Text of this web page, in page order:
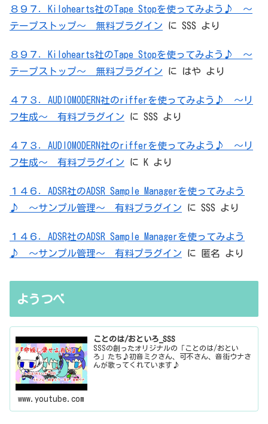
８９７．Kilohearts社のTape Stopを使ってみよう♪ ～
テープストップ～ 無料プラグイン に SSS より
８９７．Kilohearts社のTape Stopを使ってみよう♪ ～
テープストップ～ 無料プラグイン に はや より
４７３．AUDIOMODERN社のrifferを使ってみよう♪ ～リ
フ生成～ 有料プラグイン に SSS より
４７３．AUDIOMODERN社のrifferを使ってみよう♪ ～リ
フ生成～ 有料プラグイン に K より
１４６．ADSR社のADSR Sample Managerを使ってみよう
♪ ～サンプル管理～ 有料プラグイン に SSS より
１４６．ADSR社のADSR Sample Managerを使ってみよう
♪ ～サンプル管理～ 有料プラグイン に 匿名 より
ようつべ
ことのは/おといろ_SSS
SSSの創ったオリジナルの「ことのは/おとい
ろ」たち♪初音ミクさん、可不さん、音街ウナさ
んが歌ってくれています♪
www.youtube.com